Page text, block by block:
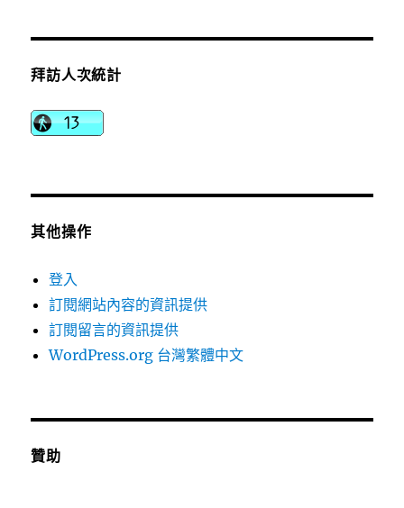
拜訪人次統計
其他操作
登入
訂閱網站內容的資訊提供
訂閱留言的資訊提供
WordPress.org 台灣繁體中文
贊助